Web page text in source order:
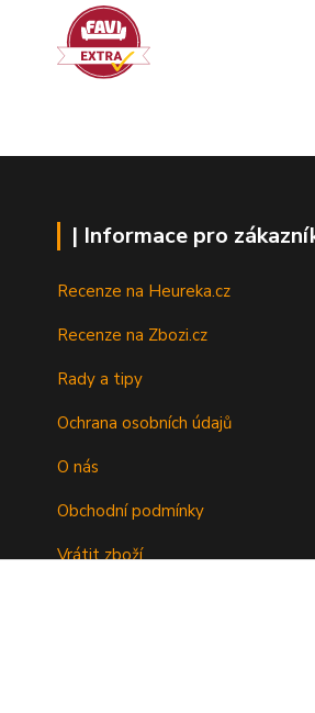
| Informace pro
Recenze na Heureka.cz
Recenze na Zbozi.cz
Rady a tipy
Ochrana osobních údajů
O nás
Obchodní podmínky
Vrátit zboží